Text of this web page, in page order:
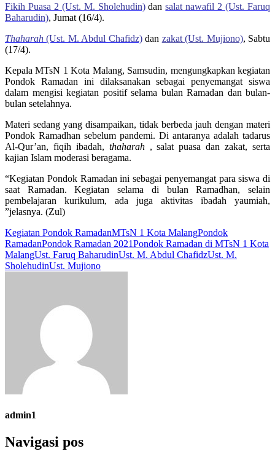
Fikih Puasa 2 (Ust. M. Sholehudin)dansalat nawafil 2 (Ust. Faruq
Baharudin), Jumat (16/4).
Thaharah (Ust. M. Abdul Chafidz)dan zakat (Ust. Mujiono), Sabtu
(17/4).
Kepala MTsN 1 Kota Malang, Samsudin, mengungkapkan kegiatan
Pondok Ramadan ini dilaksanakan sebagai penyemangat siswa
dalam mengisi kegiatan positif selama bulan Ramadan dan bulan-
bulan setelahnya.
Materi sedang yang disampaikan, tidak berbeda jauh dengan materi
Pondok Ramadhan sebelum pandemi. Di antaranya adalah tadarus
Al-Qur’an, fiqih ibadah, thaharah, salat puasa dan zakat, serta
kajian Islam moderasi beragama.
“Kegiatan Pondok Ramadan ini sebagai penyemangat para siswa di
saat Ramadan. Kegiatan selama di bulan Ramadhan, selain
pembelajaran kurikulum, ada juga aktivitas ibadah yaumiah,
”jelasnya. (Zul)
Kegiatan Pondok RamadanMTsN 1 Kota MalangPondok
RamadanPondok Ramadan 2021Pondok Ramadan di MTsN 1 Kota
MalangUst. Faruq BaharudinUst. M. Abdul ChafidzUst. M.
SholehudinUst. Mujiono
admin1
Navigasi pos